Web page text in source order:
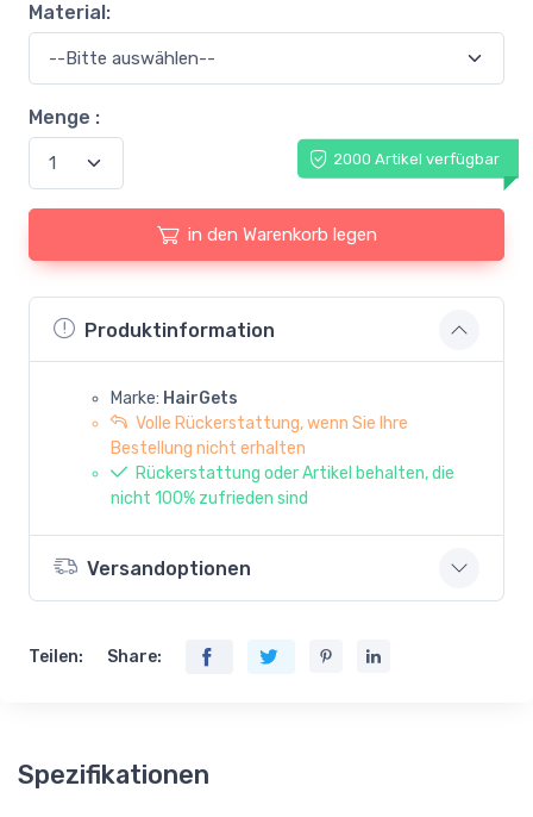
Material:
Menge :
2000 Artikel verfügbar
in den Warenkorb legen
Produktinformation
Marke: HairGets
Volle Rückerstattung, wenn Sie Ihre
Bestellung nicht erhalten
Rückerstattung oder Artikel behalten, die
nicht 100% zufrieden sind
Versandoptionen
Teilen: Share:
Spezifikationen